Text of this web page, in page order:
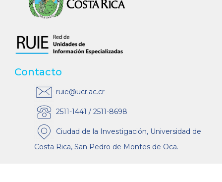
Contacto
ruie@ucr.ac.cr
2511-1441 / 2511-8698
Ciudad de la Investigación, Universidad de
Costa Rica, San Pedro de Montes de Oca.